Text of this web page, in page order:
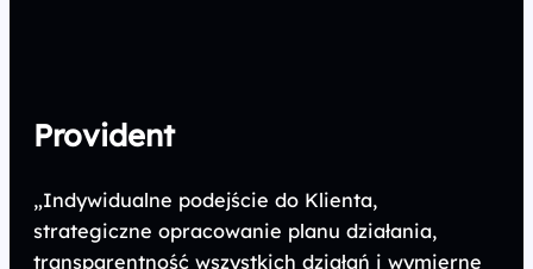
Provident
„Indywidualne podejście do Klienta,
strategiczne opracowanie planu działania,
transparentność wszystkich działań i wymierne